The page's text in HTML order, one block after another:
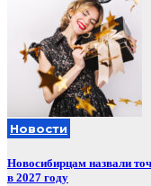
Новости
Новосибирцам назвали
в 2027 году